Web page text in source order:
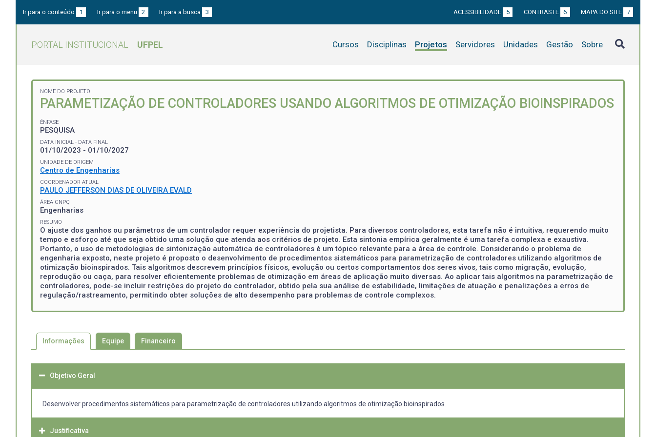
Ir para o conteúdo 1 Ir para o menu 2 Ir para a busca 3 ACESSIBILIDADE 5 CONTRASTE 6 MAPA DO SITE 7
PORTAL INSTITUCIONAL UFPEL Cursos Disciplinas Projetos Servidores Unidades Gestão Sobre
NOME DO PROJETO
PARAMETIZAÇÃO DE CONTROLADORES USANDO ALGORITMOS DE OTIMIZAÇÃO BIOINSPIRADOS
ÊNFASE
PESQUISA
DATA INICIAL - DATA FINAL
01/10/2023 - 01/10/2027
UNIDADE DE ORIGEM
Centro de Engenharias
COORDENADOR ATUAL
PAULO JEFFERSON DIAS DE OLIVEIRA EVALD
ÁREA CNPQ
Engenharias
RESUMO
O ajuste dos ganhos ou parâmetros de um controlador requer experiência do projetista. Para diversos controladores, esta tarefa não é intuitiva, requerendo muito
tempo e esforço até que seja obtido uma solução que atenda aos critérios de projeto. Esta sintonia empírica geralmente é uma tarefa complexa e exaustiva.
Portanto, o uso de metodologias de sintonização automática de controladores é um tópico relevante para a área de controle. Considerando o problema de
engenharia exposto, neste projeto é proposto o desenvolvimento de procedimentos sistemáticos para parametrização de controladores utilizando algoritmos de
otimização bioinspirados. Tais algoritmos descrevem princípios físicos, evolução ou certos comportamentos dos seres vivos, tais como migração, evolução,
reprodução ou caça, para resolver eficientemente problemas de otimização em áreas de aplicação muito diversas. Ao aplicar tais algoritmos na parametrização de
controladores, pode-se incluir restrições do projeto do controlador, obtido pela sua análise de estabilidade, limitações de atuação e penalizações a erros de
regulação/rastreamento, permitindo obter soluções de alto desempenho para problemas de controle complexos.
Informações Equipe Financeiro
Objetivo Geral
Desenvolver procedimentos sistemáticos para parametrização de controladores utilizando algoritmos de otimização bioinspirados.
Justificativa